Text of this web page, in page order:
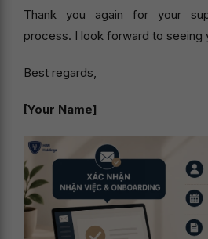
Thank you again for your
process. I look forward to seeing
Best regards,
[Your Name]